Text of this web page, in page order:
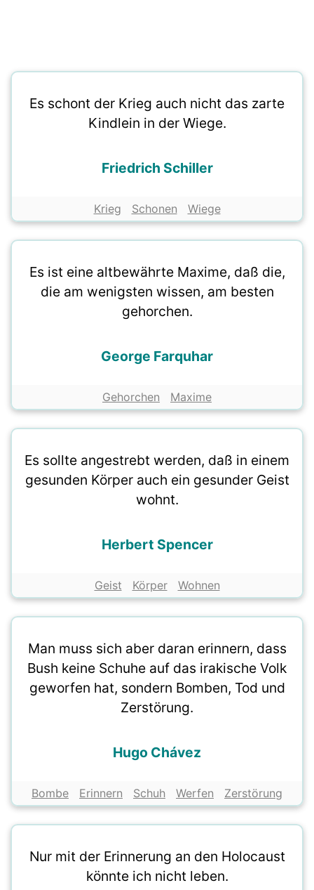
Es schont der Krieg auch nicht das zarte
Kindlein in der Wiege.
Friedrich Schiller
Krieg Schonen Wiege
Es ist eine altbewährte Maxime, daß die,
die am wenigsten wissen, am besten
gehorchen.
George Farquhar
Gehorchen Maxime
Es sollte angestrebt werden, daß in einem
gesunden Körper auch ein gesunder Geist
wohnt.
Herbert Spencer
Geist Körper Wohnen
Man muss sich aber daran erinnern, dass
Bush keine Schuhe auf das irakische Volk
geworfen hat, sondern Bomben, Tod und
Zerstörung.
Hugo Chávez
Bombe Erinnern Schuh Werfen Zerstörung
Nur mit der Erinnerung an den Holocaust
könnte ich nicht leben.